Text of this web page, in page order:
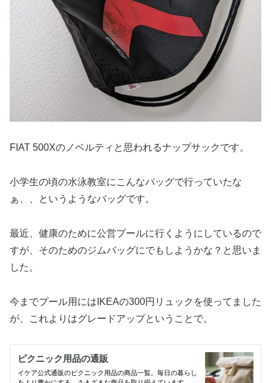
FIAT 500Xのノベルティと思われるナップサックです。
小学生の頃の水泳教室にこんなバッグで行っていたな
ぁ、、というようなバッグです。
最近、健康のために公営プールに行くようにしているので
すが、そのためのジムバッグにでもしようかな？と思いま
した。
今までプール用にはIKEAの300円リュックを使ってました
が、これよりはグレードアップということで。